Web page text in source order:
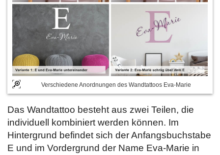
Verschiedene Anordnungen des Wandtattoos Eva-Marie
Das Wandtattoo besteht aus zwei Teilen, die
individuell kombiniert werden können. Im
Hintergrund befindet sich der Anfangsbuchstabe
E und im Vordergrund der Name Eva-Marie in